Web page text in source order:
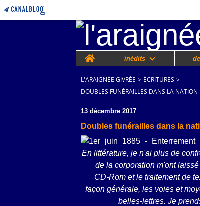
Home
inédits
L'ARAIGNÉE GIVRÉE > ÉCRITURES >
DOUBLES FUNÉRAILLES DANS LA
13 décembre 2017
Doubles funérailles dans la
En littérature, je n'ai plus de
de la corporation m'ont
CD-Rom et le traitement de
façon générale, les voies et
belles-lettres. Je